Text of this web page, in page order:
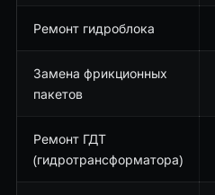
Ремонт гидроблока
Замена фрикционных
пакетов
Ремонт ГДТ
(гидротрансформатора)